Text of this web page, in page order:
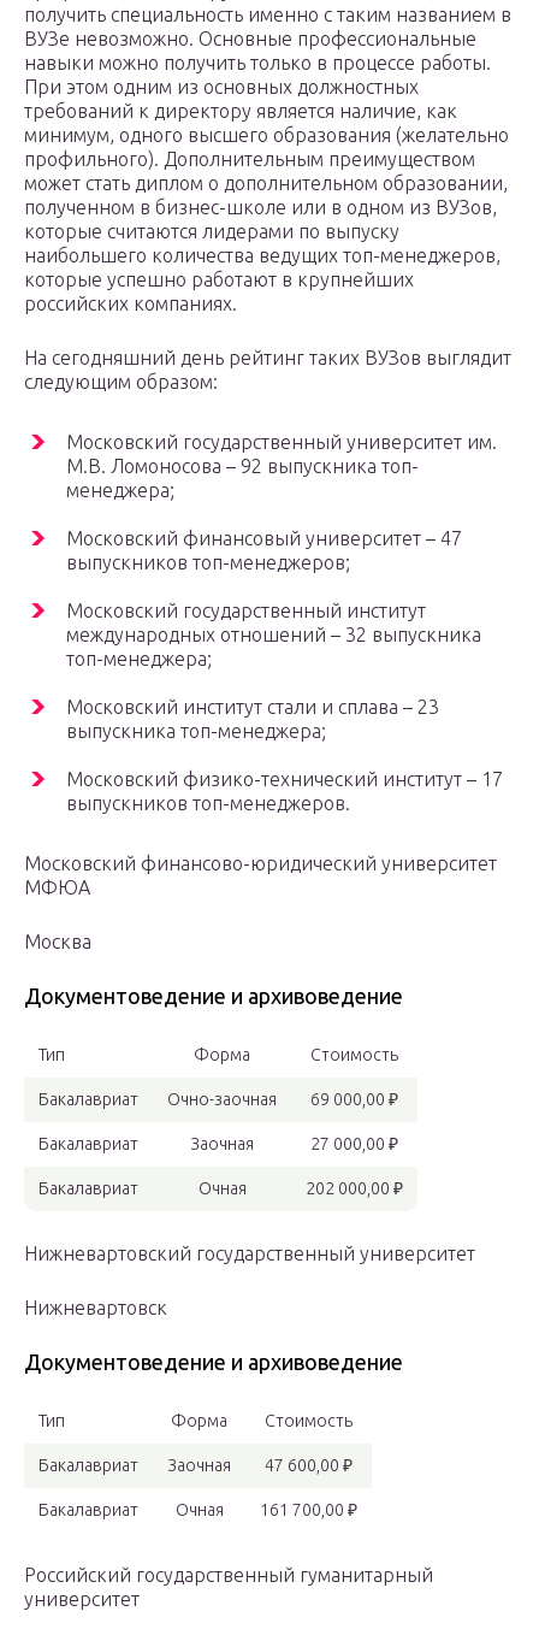
получить специальность именно с таким названием в
ВУЗе невозможно. Основные профессиональные
навыки можно получить только в процессе работы.
При этом одним из основных должностных
требований к директору является наличие, как
минимум, одного высшего образования (желательно
профильного). Дополнительным преимуществом
может стать диплом о дополнительном образовании,
полученном в бизнес-школе или в одном из ВУЗов,
которые считаются лидерами по выпуску
наибольшего количества ведущих топ-менеджеров,
которые успешно работают в крупнейших
российских компаниях.
На сегодняшний день рейтинг таких ВУЗов выглядит
следующим образом:
Московский государственный университет им.
М.В. Ломоносова – 92 выпускника топ-
менеджера;
Московский финансовый университет – 47
выпускников топ-менеджеров;
Московский государственный институт
международных отношений – 32 выпускника
топ-менеджера;
Московский институт стали и сплава – 23
выпускника топ-менеджера;
Московский физико-технический институт – 17
выпускников топ-менеджеров.
Московский финансово-юридический университет
МФЮА
Москва
Документоведение и архивоведение
Тип Форма Стоимость
Бакалавриат Очно-заочная 69 000,00 ₽
Бакалавриат Заочная 27 000,00 ₽
Бакалавриат Очная 202 000,00 ₽
Нижневартовский государственный университет
Нижневартовск
Документоведение и архивоведение
Тип Форма Стоимость
Бакалавриат Заочная 47 600,00 ₽
Бакалавриат Очная 161 700,00 ₽
Российский государственный гуманитарный
университет